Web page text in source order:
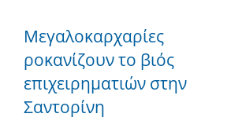
Μεγαλοκαρχαρίες
ροκανίζουν το βιός
επιχειρηματιών στην
Σαντορίνη